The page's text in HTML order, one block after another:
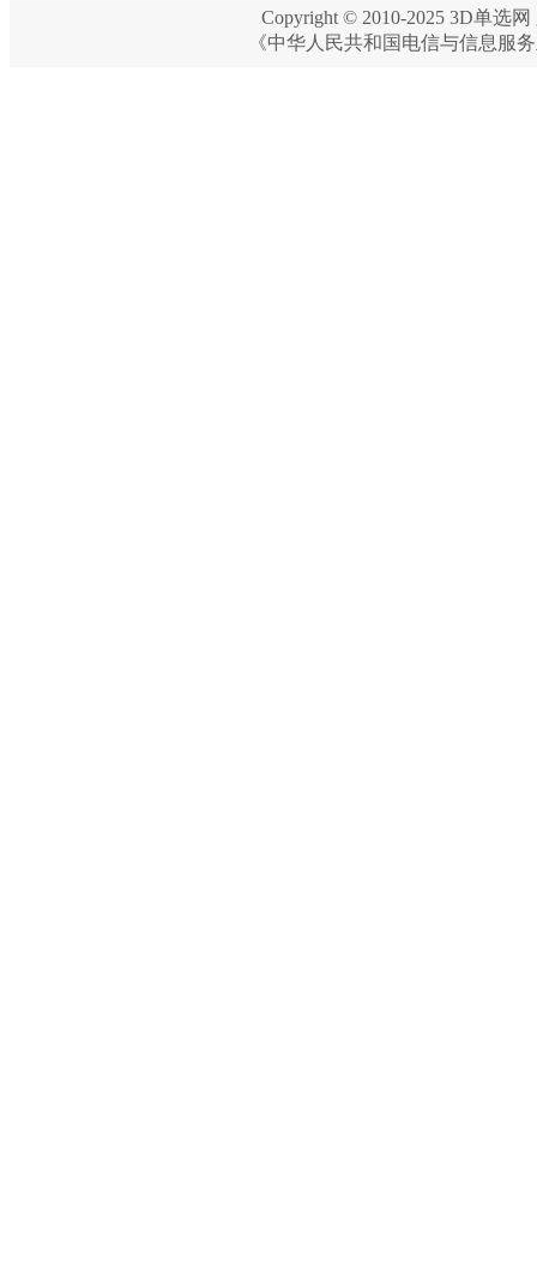
Copyright © 2010-2025 3D单选网
《中华人民共和国电信与信息服